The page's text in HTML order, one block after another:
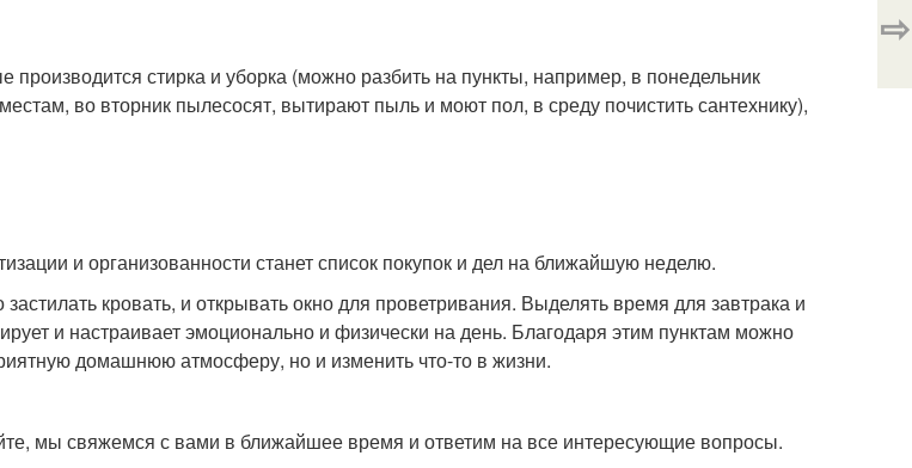
производится стирка и уборка (можно разбить на пункты, например, в понедельник
во вторник пылесосят, вытирают пыль и моют пол, в среду почистить сантехнику),
и организованности станет список покупок и дел на ближайшую неделю.
кровать, и открывать окно для проветривания. Выделять время для завтрака и
и настраивает эмоционально и физически на день. Благодаря этим пунктам можно
домашнюю атмосферу, но и изменить что-то в жизни.
мы свяжемся с вами в ближайшее время и ответим на все интересующие вопросы.
⇨